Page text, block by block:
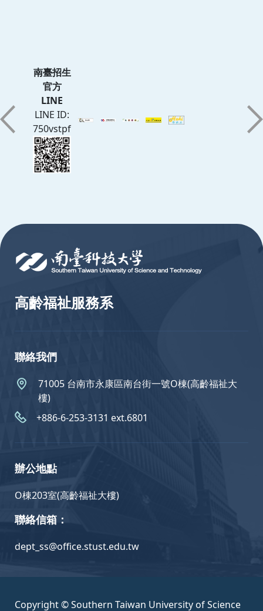
南臺招生
官方
LINE
LINE ID:
750vstpf
高齡福祉服務系
聯絡我們
71005 台南市永康區南台街一號O棟(高齡福祉大
樓)
+886-6-253-3131 ext.6801
辦公地點
O棟203室(高齡福祉大樓)
聯絡信箱：
dept_ss@office.stust.edu.tw
Copyright © Southern Taiwan University of Science